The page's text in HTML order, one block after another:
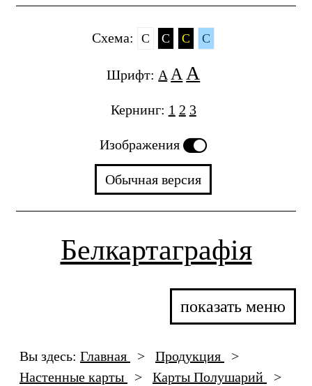
Cхема: C C C C
Шрифт: A A A
Кернинг: 1 2 3
Изображения
Обычная версия
Белкартаграфія
показать меню
Вы здесь: Главная > Продукция
>
Настенные карты
> Карты Полушарий
>